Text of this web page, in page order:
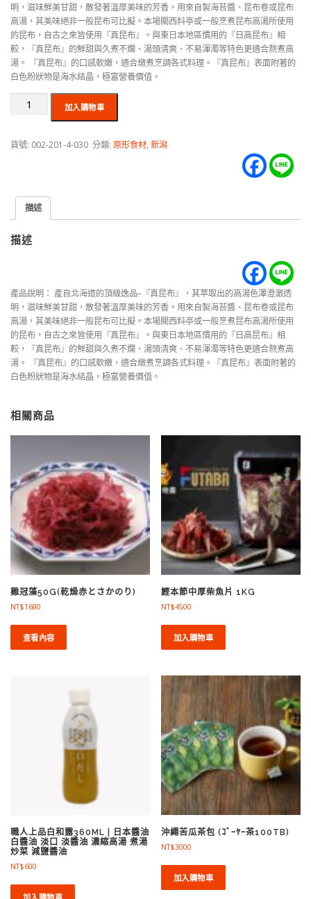
明，滋味鮮美甘甜，散發著溫厚美味的芳香。用來自製海苔醬、昆布卷或昆布
高湯，其美味絕非一般昆布可比擬。本場關西料亭或一般烹煮昆布高湯所使用
的昆布，自古之來皆使用『真昆布』。與東日本地區慣用的『日高昆布』相
較，『真昆布』的鮮甜與久煮不爛、湯頭清爽、不易渾濁等特色更適合熬煮高
湯。 『真昆布』的口感軟嫩，適合燉煮烹調各式料理。『真昆布』表面附著的
白色粉狀物是海水結晶，極富營養價值。
加入購物車
貨號: 002-201-4-030 分類: 原形食材, 新潟
描述
描述
產品說明： 產自北海道的頂級逸品–『真昆布』，其萃取出的高湯色澤澄澈透
明，滋味鮮美甘甜，散發著溫厚美味的芳香。用來自製海苔醬、昆布卷或昆布
高湯，其美味絕非一般昆布可比擬。本場關西料亭或一般烹煮昆布高湯所使用
的昆布，自古之來皆使用『真昆布』。與東日本地區慣用的『日高昆布』相
較，『真昆布』的鮮甜與久煮不爛、湯頭清爽、不易渾濁等特色更適合熬煮高
湯。 『真昆布』的口感軟嫩，適合燉煮烹調各式料理。『真昆布』表面附著的
白色粉狀物是海水結晶，極富營養價值。
相關商品
雞冠藻50G(乾燥赤とさかのり)
NT$1680
查看內容
鰹本節中厚柴魚片 1KG
NT$4500
加入購物車
職人上品白和露360ML | 日本醬油
白醬油 淡口 淡醬油 濃縮高湯 煮湯
炒菜 減鹽醬油
NT$600
沖繩苦瓜茶包 (ｺﾞｰﾔｰ茶100TB)
NT$3000
加入購物車